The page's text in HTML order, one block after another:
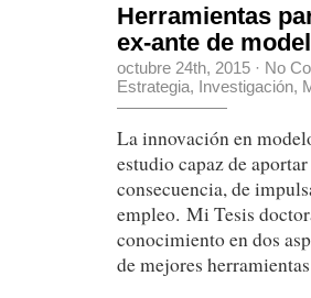
Herramientas
ex-ante de
octubre 24th, 2015 · No
Estrategia, Investigación,
La innovación en
estudio capaz de
consecuencia, de
empleo. Mi Tesis
conocimiento en dos
de mejores